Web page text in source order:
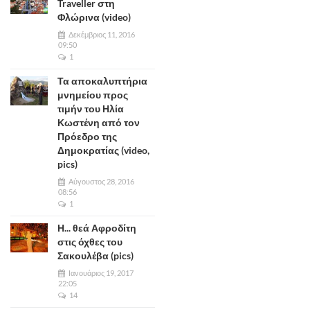
Traveller στη
Φλώρινα (video)
Δεκέμβριος 11, 2016
09:50
1
Τα αποκαλυπτήρια
μνημείου προς
τιμήν του Ηλία
Κωστένη από τον
Πρόεδρο της
Δημοκρατίας (video,
pics)
Αύγουστος 28, 2016
08:56
1
Η... θεά Αφροδίτη
στις όχθες του
Σακουλέβα (pics)
Ιανουάριος 19, 2017
22:05
14